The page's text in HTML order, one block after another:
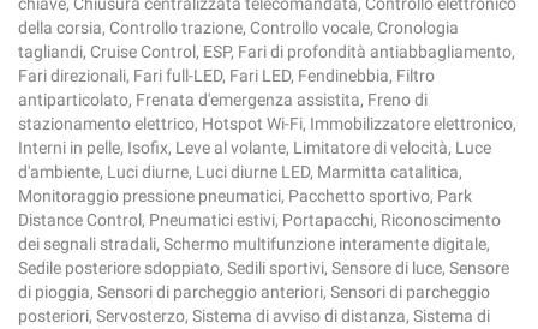
della corsia, Controllo trazione, Controllo vocale, Cronologia
tagliandi, Cruise Control, ESP, Fari di profondità antiabbagliamento,
Fari direzionali, Fari full-LED, Fari LED, Fendinebbia, Filtro
antiparticolato, Frenata d'emergenza assistita, Freno di
stazionamento elettrico, Hotspot Wi-Fi, Immobilizzatore elettronico,
Interni in pelle, Isofix, Leve al volante, Limitatore di velocità, Luce
d'ambiente, Luci diurne, Luci diurne LED, Marmitta catalitica,
Monitoraggio pressione pneumatici, Pacchetto sportivo, Park
Distance Control, Pneumatici estivi, Portapacchi, Riconoscimento
dei segnali stradali, Schermo multifunzione interamente digitale,
Sedile posteriore sdoppiato, Sedili sportivi, Sensore di luce, Sensore
di pioggia, Sensori di parcheggio anteriori, Sensori di parcheggio
posteriori, Servosterzo, Sistema di avviso di distanza, Sistema di